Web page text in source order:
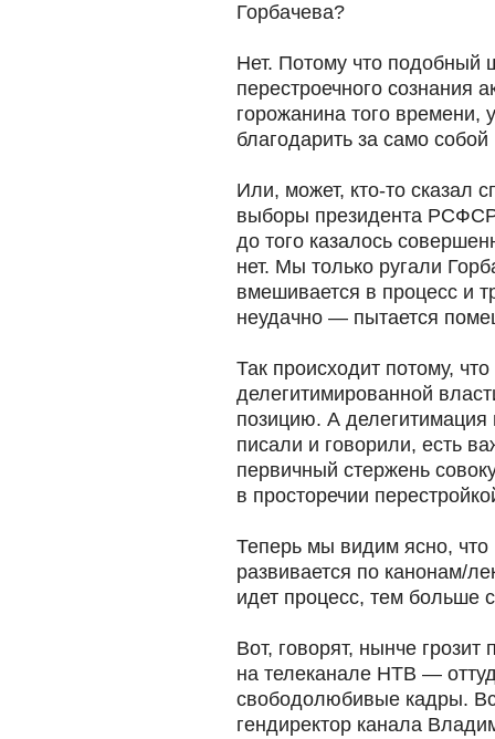
Горбачева?
Нет. Потому что подобный
перестроечного сознания
горожанина того
благодарить за само
Или, может, кто-то сказал
выборы президента РСФСР
до того казалось
нет. Мы только ругали
вмешивается в процесс и
неудачно — пытается
Так происходит потому,
делегитимированной
позицию. А делегитимация
писали и говорили, есть
первичный стержень
в просторечии
Теперь мы видим ясно, что
развивается по канонам/
идет процесс, тем больше
Вот, говорят, нынче
на телеканале НТВ —
свободолюбивые кадры.
гендиректор канала